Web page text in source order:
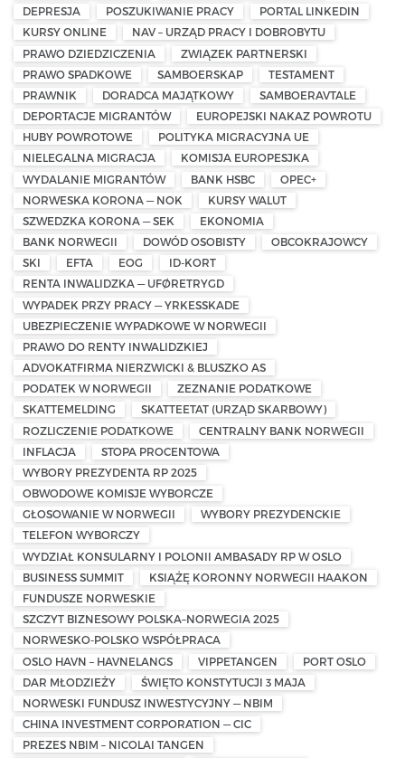
DEPRESJA
POSZUKIWANIE PRACY
PORTAL LINKEDIN
KURSY ONLINE
NAV – URZĄD PRACY I DOBROBYTU
PRAWO DZIEDZICZENIA
ZWIĄZEK PARTNERSKI
PRAWO SPADKOWE
SAMBOERSKAP
TESTAMENT
PRAWNIK
DORADCA MAJĄTKOWY
SAMBOERAVTALE
DEPORTACJE MIGRANTÓW
EUROPEJSKI NAKAZ POWROTU
HUBY POWROTOWE
POLITYKA MIGRACYJNA UE
NIELEGALNA MIGRACJA
KOMISJA EUROPESJKA
WYDALANIE MIGRANTÓW
BANK HSBC
OPEC+
NORWESKA KORONA — NOK
KURSY WALUT
SZWEDZKA KORONA — SEK
EKONOMIA
BANK NORWEGII
DOWÓD OSOBISTY
OBCOKRAJOWCY
SKI
EFTA EOG
ID-KORT
RENTA INWALIDZKA — UFØRETRYGD
WYPADEK PRZY PRACY — YRKESSKADE
UBEZPIECZENIE WYPADKOWE W NORWEGII
PRAWO DO RENTY INWALIDZKIEJ
ADVOKATFIRMA NIERZWICKI & BLUSZKO AS
PODATEK W NORWEGII
ZEZNANIE PODATKOWE
SKATTEMELDING
SKATTEETAT (URZĄD SKARBOWY)
ROZLICZENIE PODATKOWE
CENTRALNY BANK NORWEGII
INFLACJA
STOPA PROCENTOWA
WYBORY PREZYDENTA RP 2025
OBWODOWE KOMISJE WYBORCZE
GŁOSOWANIE W NORWEGII
WYBORY PREZYDENCKIE
TELEFON WYBORCZY
WYDZIAŁ KONSULARNY I POLONII AMBASADY RP W OSLO
BUSINESS SUMMIT
KSIĄŻĘ KORONNY NORWEGII HAAKON
FUNDUSZE NORWESKIE
SZCZYT BIZNESOWY POLSKA–NORWEGIA 2025
NORWESKO-POLSKO WSPÓŁPRACA
OSLO HAVN – HAVNELANGS
VIPPETANGEN
PORT OSLO
DAR MŁODZIEŻY
ŚWIĘTO KONSTYTUCJI 3 MAJA
NORWESKI FUNDUSZ INWESTYCYJNY — NBIM
CHINA INVESTMENT CORPORATION — CIC
PREZES NBIM – NICOLAI TANGEN